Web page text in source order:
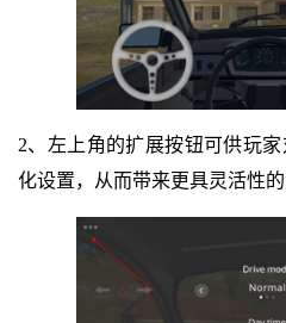
2、左上角的扩展按钮可供玩
化设置，从而带来更具灵活性的